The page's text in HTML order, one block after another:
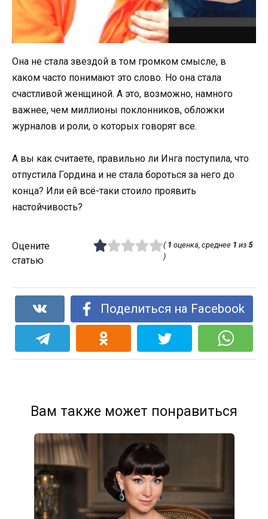
Она не стала звездой в том громком смысле, в
каком часто понимают это слово. Но она стала
счастливой женщиной. А это, возможно, намного
важнее, чем миллионы поклонников, обложки
журналов и роли, о которых говорят все.
А вы как считаете, правильно ли Инга поступила, что
отпустила Гордина и не стала бороться за него до
конца? Или ей всё-таки стоило проявить
настойчивость?
Оцените
статью
( 1 оценка, среднее 1 из 5
)
Поделиться на Facebook
Вам также может понравиться